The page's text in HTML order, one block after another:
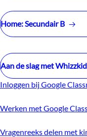
Inloggen bij Google
Werken met Google
Vragenreeks delen met
Home: Secundair B
Aan de slag met